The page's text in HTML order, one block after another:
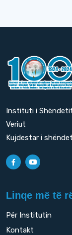
Instituti i Shëndetit
Veriut
Kujdestar i
Linqe më të
Për Institutin
Kontakt